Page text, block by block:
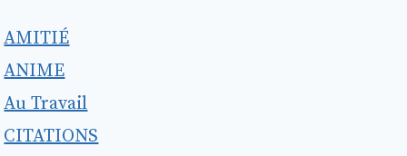
AMITIÉ
ANIME
Au Travail
CITATIONS